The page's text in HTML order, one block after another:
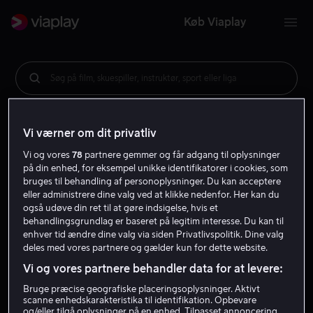
Køb Viaplay
Søg på film, skuespiller, instruktør, sport eller liga
Vi værner om dit privatliv
Vi og vores78 partnere gemmer og får adgang til oplysninger
på din enhed, for eksempel unikke identifikatorer i cookies, som
bruges til behandling af personoplysninger. Du kan acceptere
eller administrere dine valg ved at klikke nedenfor. Her kan du
også udøve din ret til at gøre indsigelse, hvis et
behandlingsgrundlag er baseret på legitim interesse. Du kan til
enhver tid ændre dine valg via siden Privatlivspolitik. Dine valg
deles med vores partnere og gælder kun for dette website.
Vi og vores partnere behandler data for at levere:
Bruge præcise geografiske placeringsoplysninger. Aktivt
scanne enhedskarakteristika til identifikation. Opbevare
og/eller tilgå oplysninger på en enhed. Tilpasset annoncering